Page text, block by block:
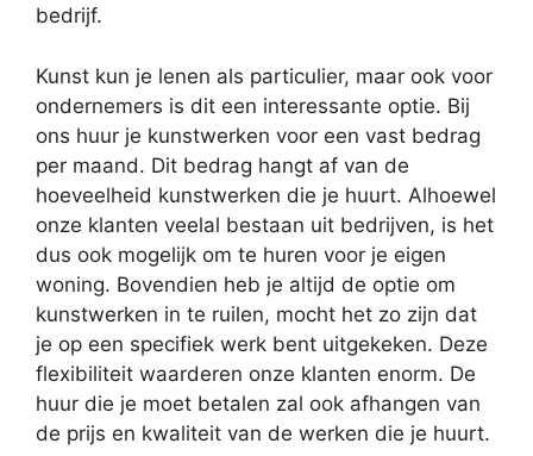
bedrijf.
Kunst kun je lenen als particulier, maar ook voor
ondernemers is dit een interessante optie. Bij
ons huur je kunstwerken voor een vast bedrag
per maand. Dit bedrag hangt af van de
hoeveelheid kunstwerken die je huurt. Alhoewel
onze klanten veelal bestaan uit bedrijven, is het
dus ook mogelijk om te huren voor je eigen
woning. Bovendien heb je altijd de optie om
kunstwerken in te ruilen, mocht het zo zijn dat
je op een specifiek werk bent uitgekeken. Deze
flexibiliteit waarderen onze klanten enorm. De
huur die je moet betalen zal ook afhangen van
de prijs en kwaliteit van de werken die je huurt.